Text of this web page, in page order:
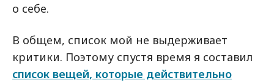
о себе.
В общем, список мой не выдерживает
критики. Поэтому спустя время я составил
список вещей, которые действительно